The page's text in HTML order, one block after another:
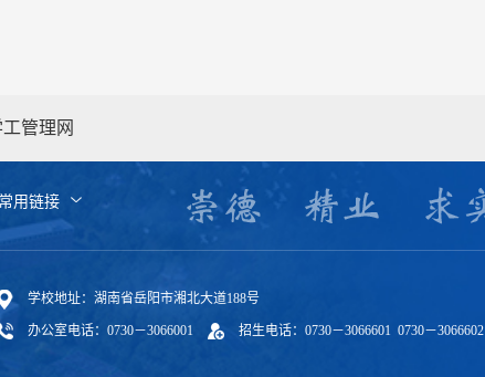
管理网
用链接
学校地址：湖南省岳阳市湘北大道188号
办公室电话：0730－3066001 招生电话：0730－3066601 0730－3066602